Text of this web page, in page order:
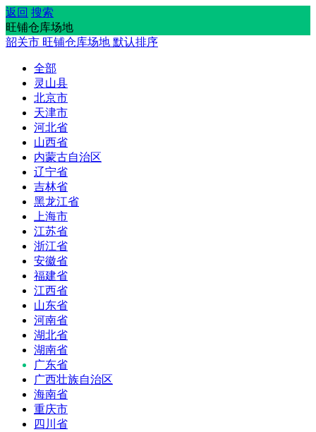
返回 搜索
旺铺仓库场地
韶关市 旺铺仓库场地 默认排序
全部
灵山县
北京市
天津市
河北省
山西省
内蒙古自治区
辽宁省
吉林省
黑龙江省
上海市
江苏省
浙江省
安徽省
福建省
江西省
山东省
河南省
湖北省
湖南省
广东省
广西壮族自治区
海南省
重庆市
四川省